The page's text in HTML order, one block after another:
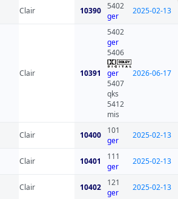
Clair 10390 5402
ger
2025-02-13
Clair 10391
5402
ger
5406
ger
5407
qks
5412
mis
2026-06-17
Clair 10400
101
ger
2025-02-13
Clair 10401
111
ger
2025-02-13
Clair 10402
121
ger
2025-02-13